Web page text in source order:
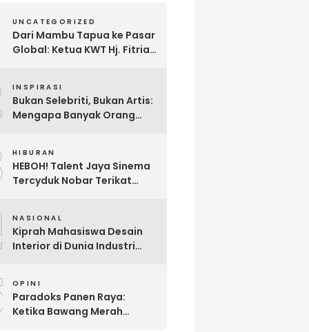
UNCATEGORIZED
Dari Mambu Tapua ke Pasar
Global: Ketua KWT Hj. Fitria
Negeri
INSPIRASI
Bukan Selebriti, Bukan Artis:
Mengapa Banyak Orang
HIBURAN
HEBOH! Talent Jaya Sinema
Tercyduk Nobar Terikat
NASIONAL
Kiprah Mahasiswa Desain
Interior di Dunia Industri
OPINI
Paradoks Panen Raya:
Ketika Bawang Merah